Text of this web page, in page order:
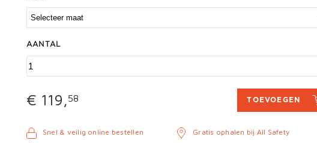
AANTAL
€ 119,58 TOEVOEGEN
Snel & veilig online bestellen
Gratis ophalen bij All Safety